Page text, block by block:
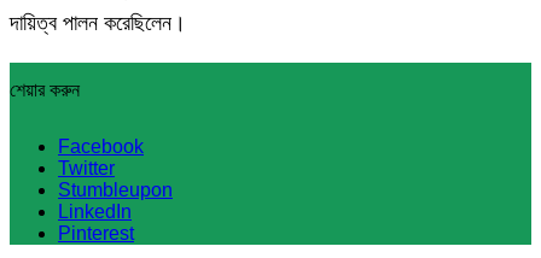
দায়িত্ব পালন করেছিলেন।
শেয়ার করুন
Facebook
Twitter
Stumbleupon
LinkedIn
Pinterest